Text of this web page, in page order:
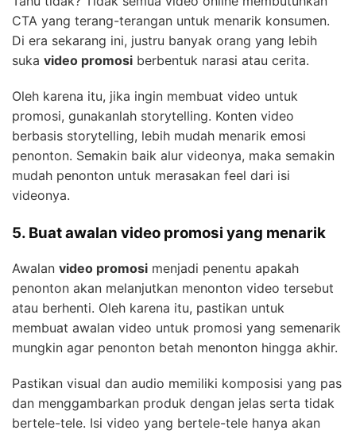
CTA yang terang-terangan untuk menarik konsumen.
Di era sekarang ini, justru banyak orang yang lebih
suka video promosi berbentuk narasi atau cerita.
Oleh karena itu, jika ingin membuat video untuk
promosi, gunakanlah storytelling. Konten video
berbasis storytelling, lebih mudah menarik emosi
penonton. Semakin baik alur videonya, maka semakin
mudah penonton untuk merasakan feel dari isi
videonya.
5. Buat awalan video promosi yang menarik
Awalan video promosi menjadi penentu apakah
penonton akan melanjutkan menonton video tersebut
atau berhenti. Oleh karena itu, pastikan untuk
membuat awalan video untuk promosi yang semenarik
mungkin agar penonton betah menonton hingga akhir.
Pastikan visual dan audio memiliki komposisi yang pas
dan menggambarkan produk dengan jelas serta tidak
bertele-tele. Isi video yang bertele-tele hanya akan